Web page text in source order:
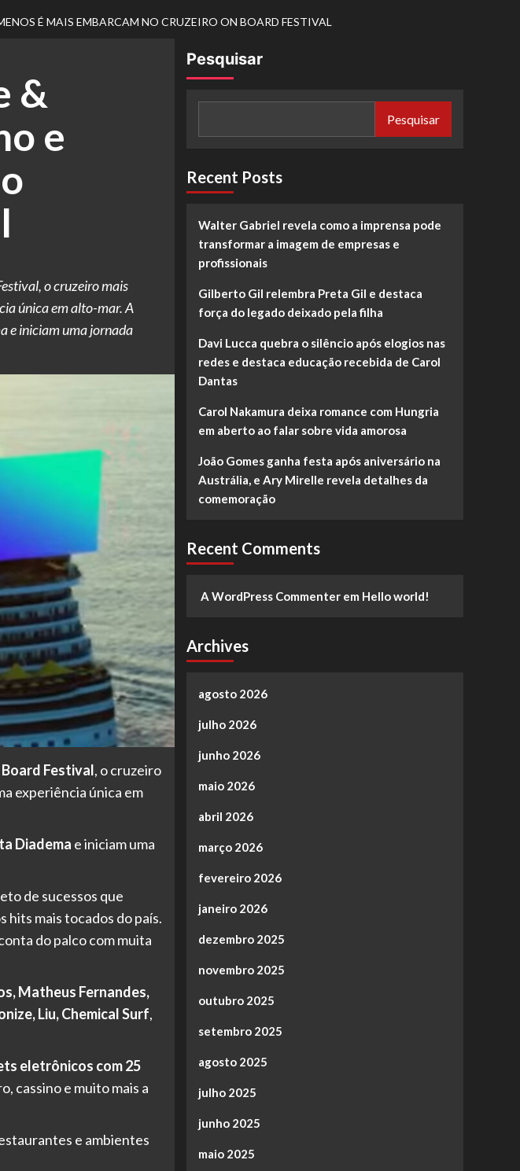
É MAIS EMBARCAM NO CRUZEIRO ON BOARD FESTIVAL
&
e
o cruzeiro mais
única em alto-mar. A
e iniciam uma jornada
Festival, o cruzeiro
experiência única em
Diadema e iniciam uma
de sucessos que
hits mais tocados do país.
do palco com muita
Matheus Fernandes,
Liu, Chemical Surf,
eletrônicos com 25
cassino e muito mais a
e ambientes
Pesquisar
Pesquisar
Recent Posts
Walter Gabriel revela como a imprensa pode
transformar a imagem de empresas e
profissionais
Gilberto Gil relembra Preta Gil e destaca
força do legado deixado pela filha
Davi Lucca quebra o silêncio após elogios nas
redes e destaca educação recebida de Carol
Dantas
Carol Nakamura deixa romance com Hungria
em aberto ao falar sobre vida amorosa
João Gomes ganha festa após aniversário na
Austrália, e Ary Mirelle revela detalhes da
comemoração
Recent Comments
A WordPress Commenterem Hello world!
Archives
agosto 2026
julho 2026
junho 2026
maio 2026
abril 2026
março 2026
fevereiro 2026
janeiro 2026
dezembro 2025
novembro 2025
outubro 2025
setembro 2025
agosto 2025
julho 2025
junho 2025
maio 2025